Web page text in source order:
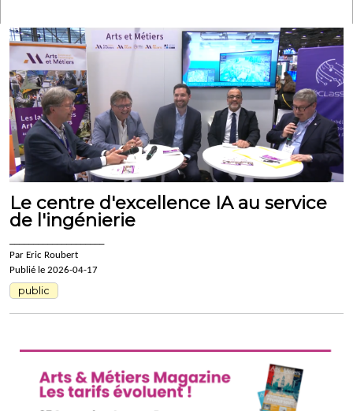
Le centre d'excellence IA au service
de l'ingénierie
Par Eric Roubert
Publié le 2026-04-17
public